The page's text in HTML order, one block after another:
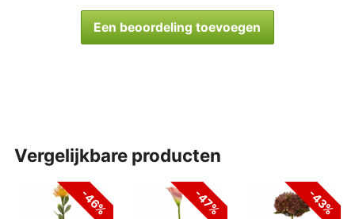
Een beoordeling toevoegen
vergelijkbare producten
-46% -47% -43%